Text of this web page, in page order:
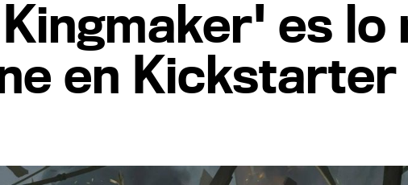
es lo
en Kickstarter